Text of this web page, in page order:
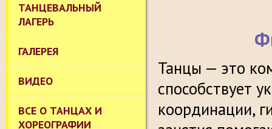
ТАНЦЕВАЛЬНЫЙ
ЛАГЕРЬ
ГАЛЕРЕЯ
ВИДЕО
ВСЕ О ТАНЦАХ И
ХОРЕОГРАФИИ
Танцы — это
способствует
координации,